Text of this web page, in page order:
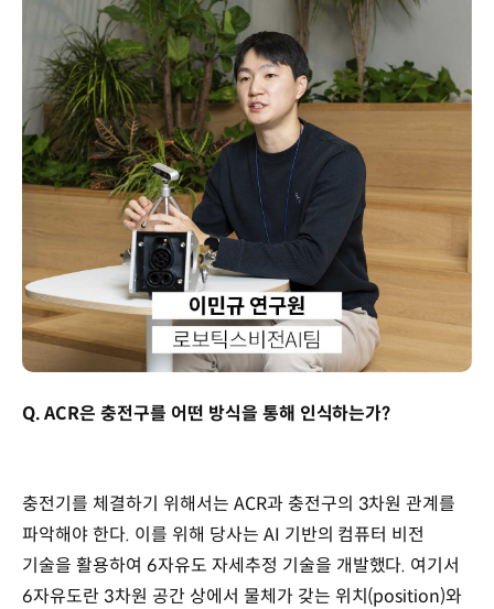
Q. ACR은 충전구를 어떤 방식을 통해 인식하는가?
충전기를 체결하기 위해서는 ACR과 충전구의 3차원 관계를
파악해야 한다. 이를 위해 당사는 AI 기반의 컴퓨터 비전
기술을 활용하여 6자유도 자세추정 기술을 개발했다. 여기서
6자유도란 3차원 공간 상에서 물체가 갖는 위치(position)와